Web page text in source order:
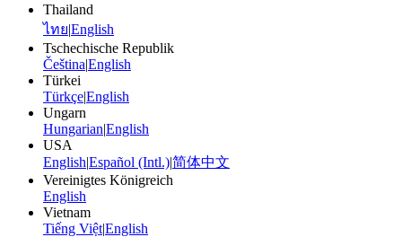
Thailand
ไทย|English
Tschechische Republik
Čeština|English
Türkei
Türkçe|English
Ungarn
Hungarian|English
USA
English|Español (Intl.)|简体中文
Vereinigtes Königreich
English
Vietnam
Tiếng Việt|English